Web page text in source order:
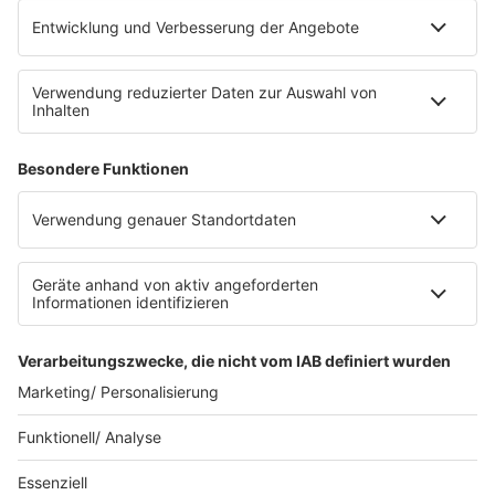
E-Bikes über eine Photovoltaikanlage auf dem …
Impressum
Datenschutzerklärung
Datenschutzeinstellungen
Radioplayer